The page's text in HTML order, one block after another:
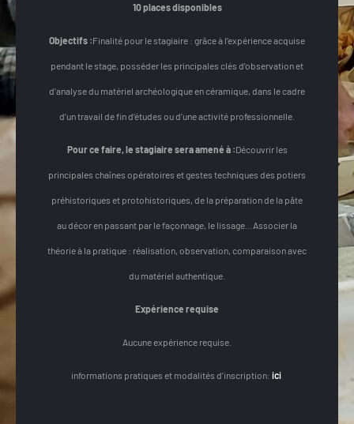
10 places disponibles
Objectifs :Finalité pour le stagiaire : grâce à l’expérience acquise
pendant le stage, posséder les principales clés d’observation et
d’analyse du matériel archéologique en céramique, dans le cadre
d’un travail de fin d’études ou d’une activité professionnelle.
Pour ce faire, le stagiaire sera amené à :Découvrir les
principales chaînes opératoires et gestes techniques des potiers
préhistoriques et protohistoriques, de la préparation de la pâte
au décor en passant par le façonnage, le lissage… Associer la
théorie à la pratique : réalisation, observation, comparaison avec
du matériel authentique.
Expérience requise
Aucune expérience requise.
informations pratiques et modalités d’inscription: ici